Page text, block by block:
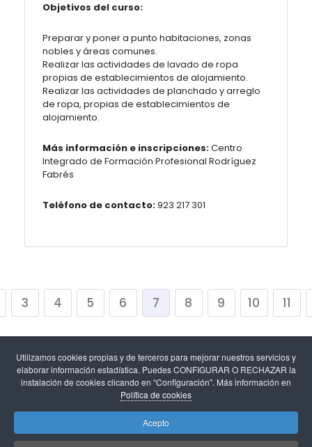
Utilizamos cookies propias y de terceros para mejorar nuestros servicios y
elaborar información estadística. Puedes CONFIGURAR O RECHAZAR la
instalación de cookies clicando en “Configuración". Más información en
Política de cookies
Acepto
Objetivos del curso:
Preparar y poner a punto habitaciones, zonas
nobles y áreas comunes.
Realizar las actividades de lavado de ropa
propias de establecimientos de alojamiento.
Realizar las actividades de planchado y arreglo
de ropa, propias de establecimientos de
alojamiento.
Más información e inscripciones:Centro
Integrado de Formación Profesional Rodríguez
Fabrés
Teléfono de contacto:923 217 301
3 4 5 6 7 8 9 10 11
Política de cookies y configuración de
cookies-Protección de datos.